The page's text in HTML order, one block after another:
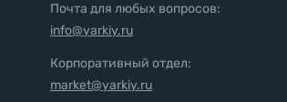
Почта для любых вопросов:
info@yarkiy.ru
Корпоративный отдел:
market@yarkiy.ru